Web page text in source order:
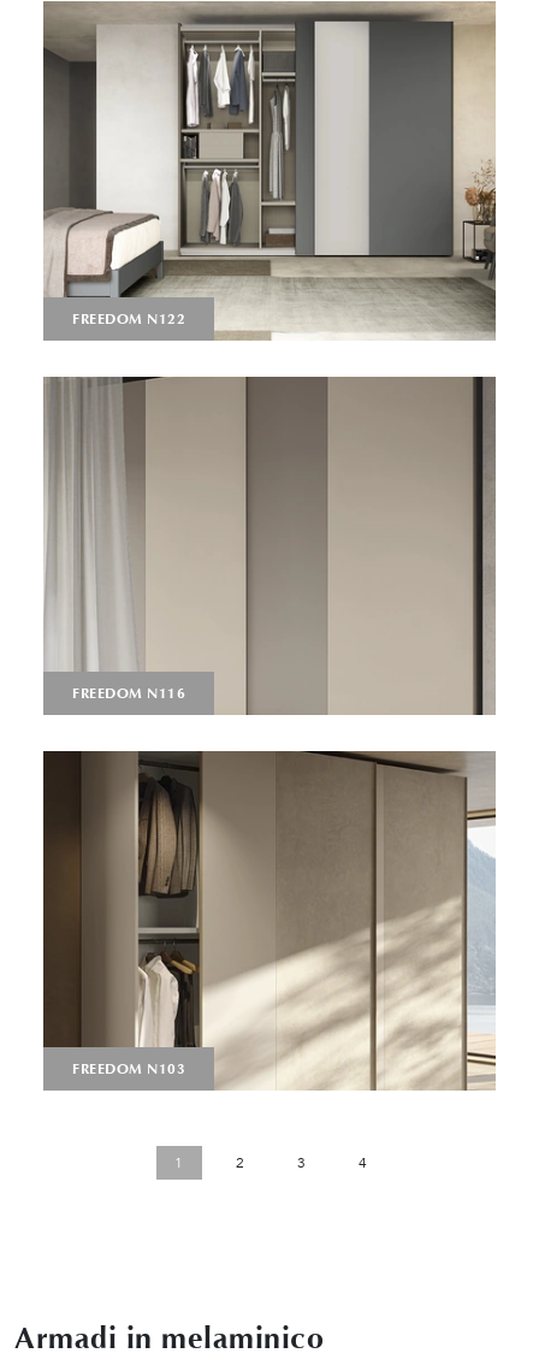
FREEDOM N122
FREEDOM N116
FREEDOM N103
1 2 3 4
Armadi in melaminico